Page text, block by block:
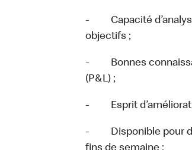
- Capacité
objectifs ;
- Bonnes
(P&L) ;
- Esprit
- Disponible pour